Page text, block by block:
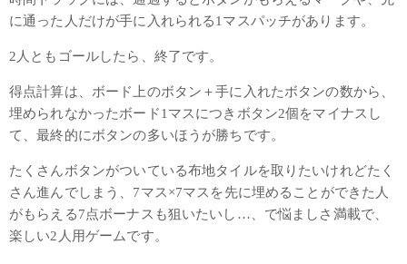
に通った人だけが手に入れられる1マスパッチがあります。
2人ともゴールしたら、終了です。
得点計算は、ボード上のボタン＋手に入れたボタンの数から、
埋められなかったボード1マスにつきボタン2個をマイナスし
て、最終的にボタンの多いほうが勝ちです。
たくさんボタンがついている布地タイルを取りたいけれどたく
さん進んでしまう、7マス×7マスを先に埋めることができた人
がもらえる7点ボーナスも狙いたいし…、で悩ましさ満載で、
楽しい2人用ゲームです。